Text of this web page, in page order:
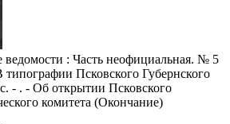
ведомости : Часть неофициальная. № 5
Псковского Губернского
- . - Об открытии Псковского
комитета (Окончание)